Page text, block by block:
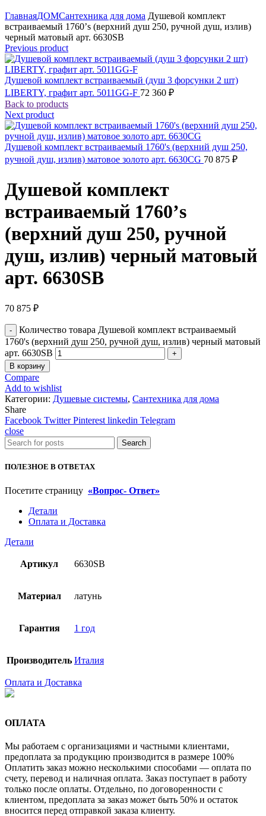
ГлавнаяДОМСантехника для дома Душевой комплект
встраиваемый 1760’s (верхний душ 250, ручной душ, излив)
черный матовый арт. 6630SB
Previous product
Душевой комплект встраиваемый (душ 3 форсунки 2 шт)
LIBERTY, графит арт. 5011GG-F 72 360 ₽
Back to products
Next product
Душевой комплект встраиваемый 1760's (верхний душ 250,
ручной душ, излив) матовое золото арт. 6630CG 70 875 ₽
Душевой комплект
встраиваемый 1760’s
(верхний душ 250, ручной
душ, излив) черный матовый
арт. 6630SB
70 875 ₽
Количество товара Душевой комплект встраиваемый
1760's (верхний душ 250, ручной душ, излив) черный матовый
арт. 6630SB
В корзину
Compare
Add to wishlist
Категории: Душевые системы, Сантехника для дома
Share
Facebook Twitter Pinterest linkedin Telegram
close
Search
ПОЛЕЗНОЕ В ОТВЕТАХ
Посетите страницу «Вопрос- Ответ»
Детали
Оплата и Доставка
Детали
Артикул 6630SB
Материал латунь
Гарантия 1 год
Производитель Италия
Оплата и Доставка
ОПЛАТА
Мы работаем с организациями и частными клиентами,
предоплата за продукцию производится в размере 100%
Оплатить заказ можно несколькими способами — оплата по
счету, перевод и наличная оплата. Заказ поступает в работу
только после оплаты. Отдельно, по договоренности с
клиентом, предоплата за заказ может быть 50% и остаток
вносится перед отправкой заказа клиенту.